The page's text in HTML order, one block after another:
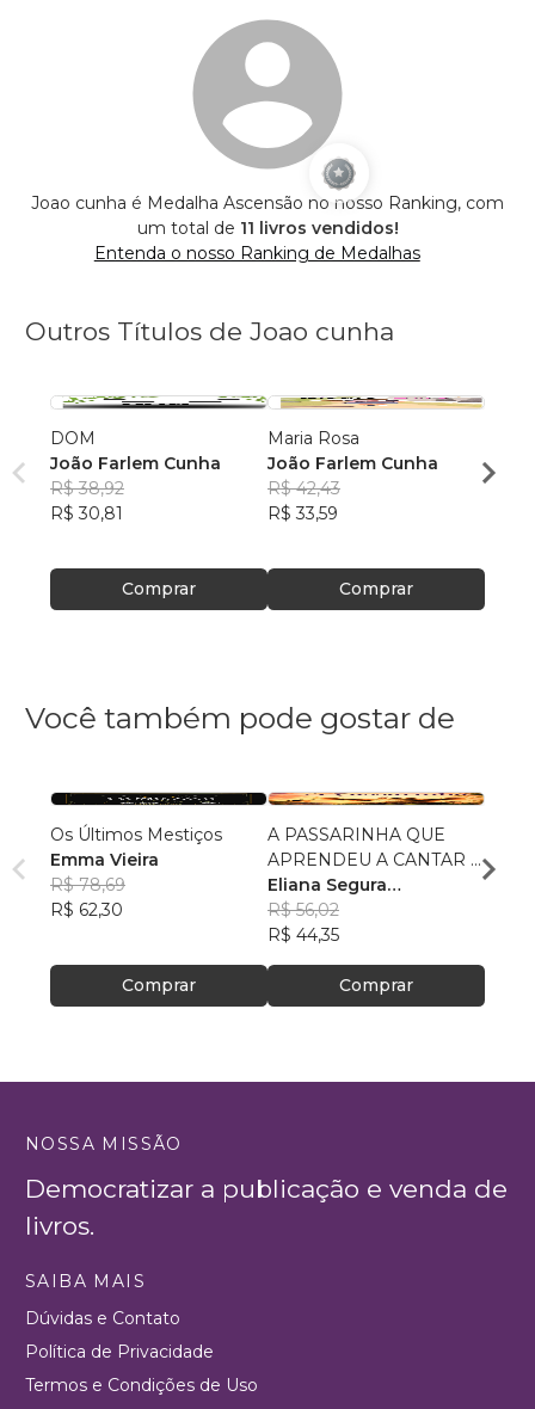
Joao cunha é Medalha Ascensão no nosso Ranking, com
um total de 11 livros vendidos!
Entenda o nosso Ranking de Medalhas
Outros Títulos de Joao cunha
DOM
João Farlem Cunha
R$ 38,92
R$ 30,81
Comprar
Maria Rosa
João Farlem Cunha
R$ 42,43
R$ 33,59
Comprar
João
R$
Você também pode gostar de
Os Últimos Mestiços
Emma Vieira
R$ 78,69
R$ 62,30
Comprar
A PASSARINHA QUE
APRENDEU A CANTAR E
VOAR
Eliana Segura
Fernandes
R$ 56,02
R$ 44,35
Comprar
R$
NOSSA MISSÃO
Democratizar a publicação e venda de
livros.
SAIBA MAIS
Dúvidas e Contato
Política de Privacidade
Termos e Condições de Uso